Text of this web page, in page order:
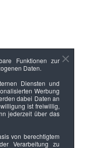
Funktionen zur
Daten.
Diensten und
Werbung
dabei Daten an
ist freiwillig,
jederzeit über das
von berechtigtem
Verarbeitung zu